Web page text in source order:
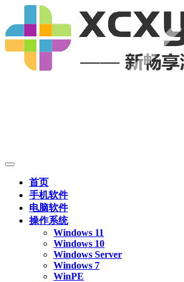
首页
手机软件
电脑软件
操作系统
Windows 11
Windows 10
Windows Server
Windows 7
WinPE